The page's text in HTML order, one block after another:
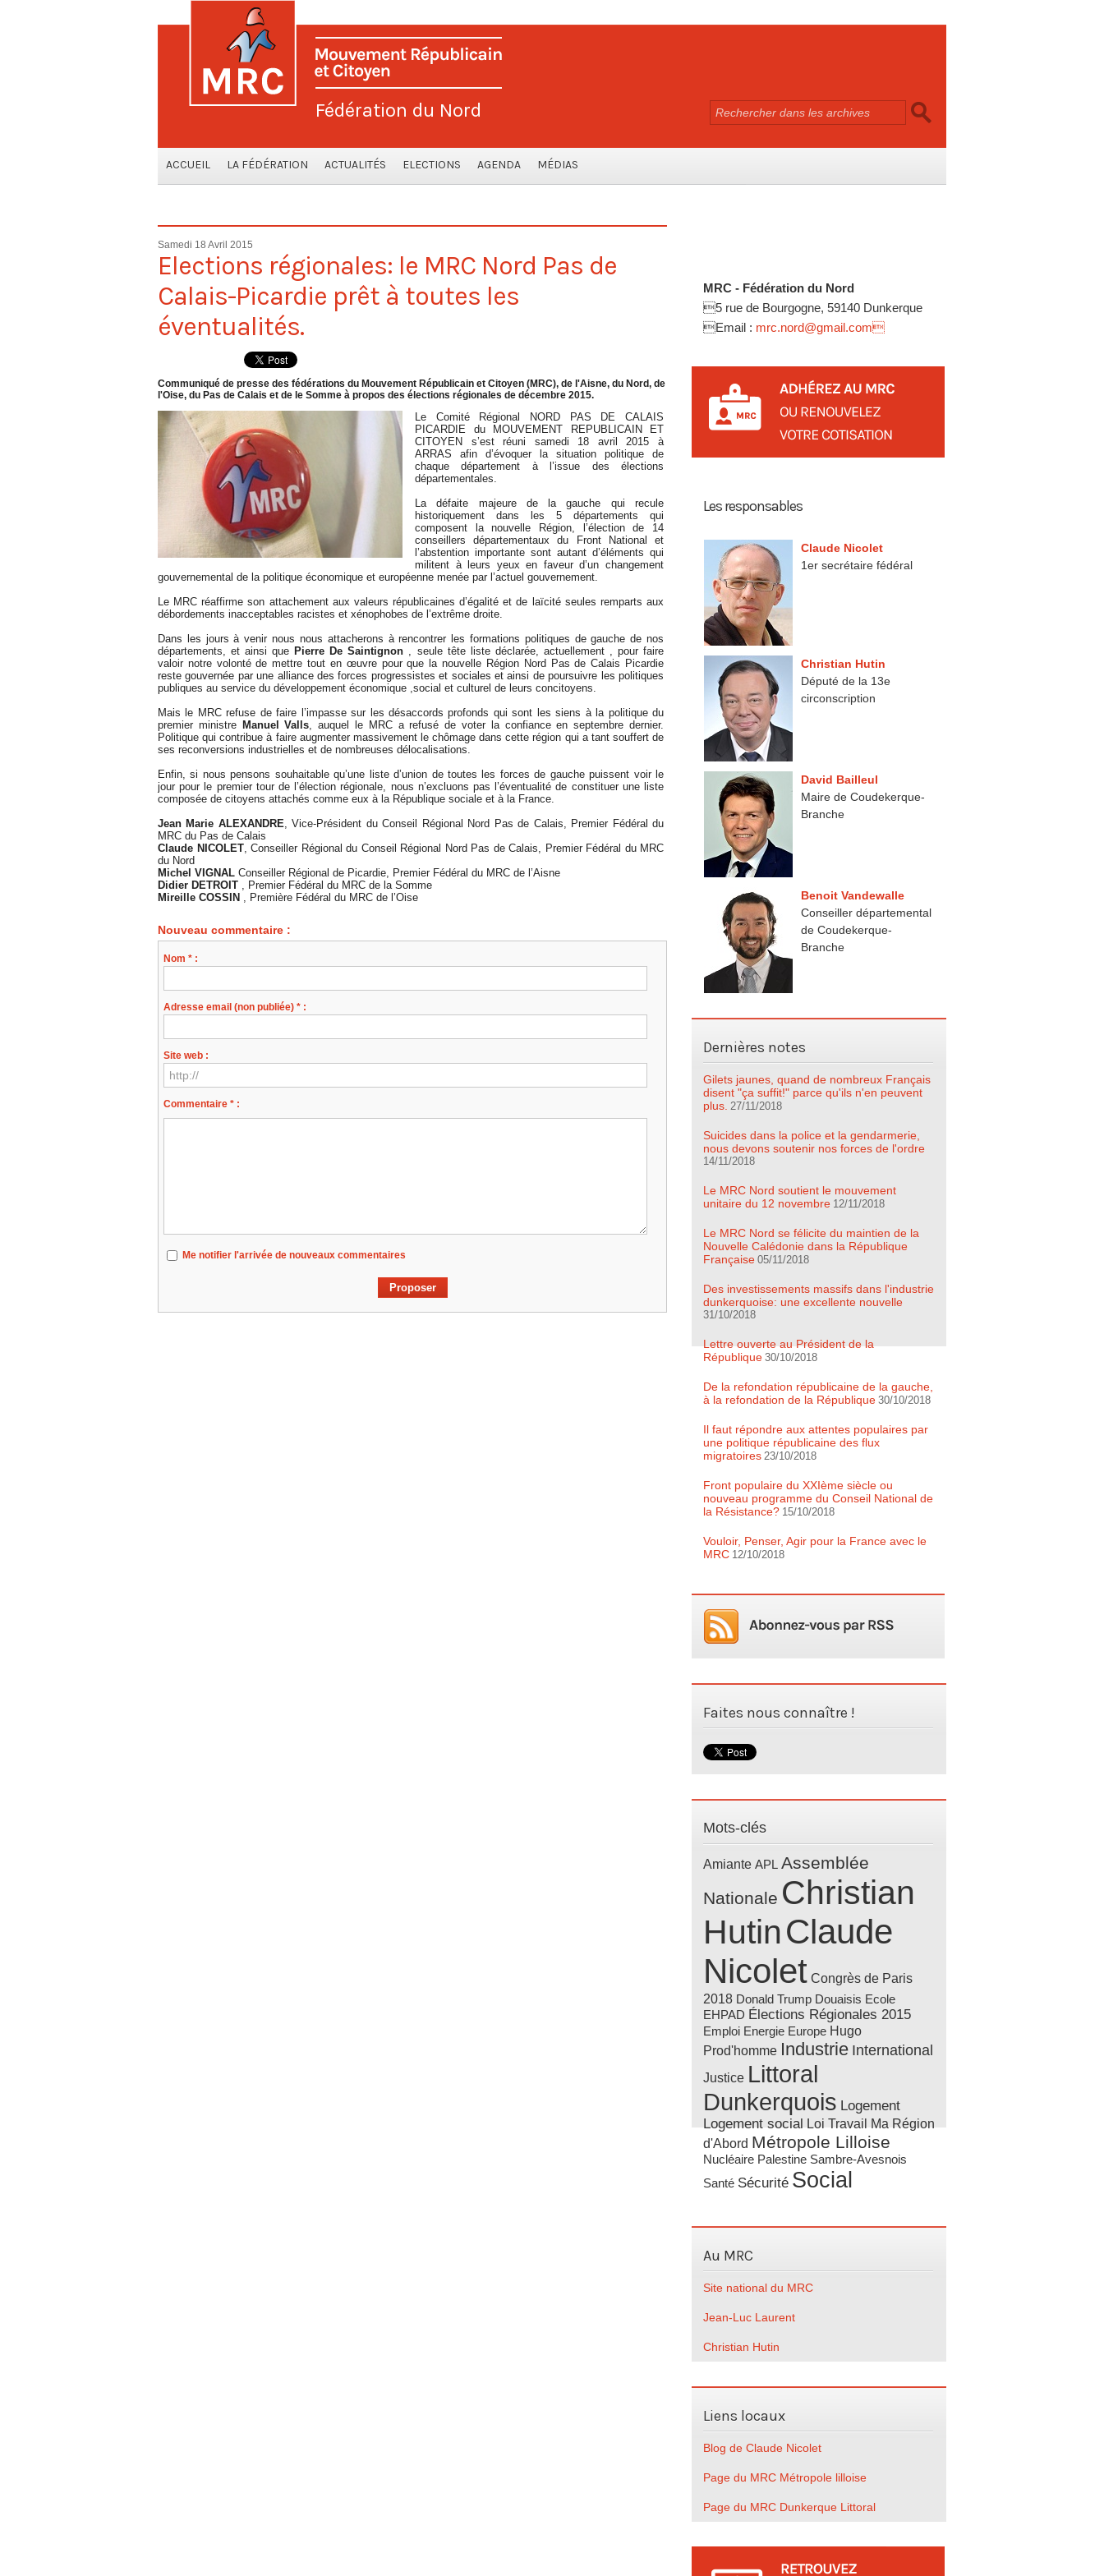
Fédération du Nord
ACCUEIL LA FÉDÉRATION ACTUALITÉS ELECTIONS AGENDA MÉDIAS
Samedi 18 Avril 2015
Elections régionales: le MRC Nord Pas de
Calais-Picardie prêt à toutes les
éventualités.
Communiqué de presse des fédérations du Mouvement Républicain et Citoyen (MRC), de l'Aisne, du Nord, de
l'Oise, du Pas de Calais et de le Somme à propos des élections régionales de décembre 2015.
Le Comité Régional NORD PAS DE CALAIS
PICARDIE du MOUVEMENT REPUBLICAIN ET
CITOYEN s’est réuni samedi 18 avril 2015 à
ARRAS afin d’évoquer la situation politique de
chaque département à l’issue des élections
départementales.
La défaite majeure de la gauche qui recule
historiquement dans les 5 départements qui
composent la nouvelle Région, l’élection de 14
conseillers départementaux du Front National et
l’abstention importante sont autant d’éléments qui
militent à leurs yeux en faveur d’un changement
gouvernemental de la politique économique et européenne menée par l’actuel gouvernement.
Le MRC réaffirme son attachement aux valeurs républicaines d’égalité et de laïcité seules remparts aux
débordements inacceptables racistes et xénophobes de l’extrême droite.
Dans les jours à venir nous nous attacherons à rencontrer les formations politiques de gauche de nos
départements, et ainsi que Pierre De Saintignon , seule tête liste déclarée, actuellement , pour faire
valoir notre volonté de mettre tout en œuvre pour que la nouvelle Région Nord Pas de Calais Picardie
reste gouvernée par une alliance des forces progressistes et sociales et ainsi de poursuivre les politiques
publiques au service du développement économique ,social et culturel de leurs concitoyens.
Mais le MRC refuse de faire l’impasse sur les désaccords profonds qui sont les siens à la politique du
premier ministre Manuel Valls, auquel le MRC a refusé de voter la confiance en septembre dernier.
Politique qui contribue à faire augmenter massivement le chômage dans cette région qui a tant souffert de
ses reconversions industrielles et de nombreuses délocalisations.
Enfin, si nous pensons souhaitable qu’une liste d’union de toutes les forces de gauche puissent voir le
jour pour le premier tour de l’élection régionale, nous n’excluons pas l’éventualité de constituer une liste
composée de citoyens attachés comme eux à la République sociale et à la France.
Jean Marie ALEXANDRE, Vice-Président du Conseil Régional Nord Pas de Calais, Premier Fédéral du
MRC du Pas de Calais
Claude NICOLET, Conseiller Régional du Conseil Régional Nord Pas de Calais, Premier Fédéral du MRC
du Nord
Michel VIGNAL Conseiller Régional de Picardie, Premier Fédéral du MRC de l’Aisne
Didier DETROIT , Premier Fédéral du MRC de la Somme
Mireille COSSIN , Première Fédéral du MRC de l’Oise
Nouveau commentaire :
Nom * :
Adresse email (non publiée) * :
Site web :
Commentaire * :
Me notifier l'arrivée de nouveaux commentaires
MRC - Fédération du Nord
5 rue de Bourgogne, 59140 Dunkerque
Email : mrc.nord@gmail.com
Les responsables
Claude Nicolet
1er secrétaire fédéral
Christian Hutin
Député de la 13e
circonscription
David Bailleul
Maire de Coudekerque-
Branche
Benoit Vandewalle
Conseiller départemental
de Coudekerque-
Branche
Dernières notes
Gilets jaunes, quand de nombreux Français
disent "ça suffit!" parce qu'ils n'en peuvent
plus. 27/11/2018
Suicides dans la police et la gendarmerie,
nous devons soutenir nos forces de l'ordre
14/11/2018
Le MRC Nord soutient le mouvement
unitaire du 12 novembre 12/11/2018
Le MRC Nord se félicite du maintien de la
Nouvelle Calédonie dans la République
Française 05/11/2018
Des investissements massifs dans l'industrie
dunkerquoise: une excellente nouvelle
31/10/2018
Lettre ouverte au Président de la
République 30/10/2018
De la refondation républicaine de la gauche,
à la refondation de la République 30/10/2018
Il faut répondre aux attentes populaires par
une politique républicaine des flux
migratoires 23/10/2018
Front populaire du XXIème siècle ou
nouveau programme du Conseil National de
la Résistance? 15/10/2018
Vouloir, Penser, Agir pour la France avec le
MRC 12/10/2018
Faites nous connaître !
Mots-clés
Amiante APL Assemblée
Nationale Christian
HutinClaude
Nicolet Congrès de Paris
2018 Donald Trump Douaisis Ecole
EHPAD Élections Régionales 2015
Emploi Energie Europe Hugo
Prod'homme Industrie International
Justice Littoral
Dunkerquois Logement
Logement social Loi Travail Ma Région
d'Abord Métropole Lilloise
Nucléaire Palestine Sambre-Avesnois
Santé Sécurité Social
Au MRC
Site national du MRC
Jean-Luc Laurent
Christian Hutin
Liens locaux
Blog de Claude Nicolet
Page du MRC Métropole lilloise
Page du MRC Dunkerque Littoral